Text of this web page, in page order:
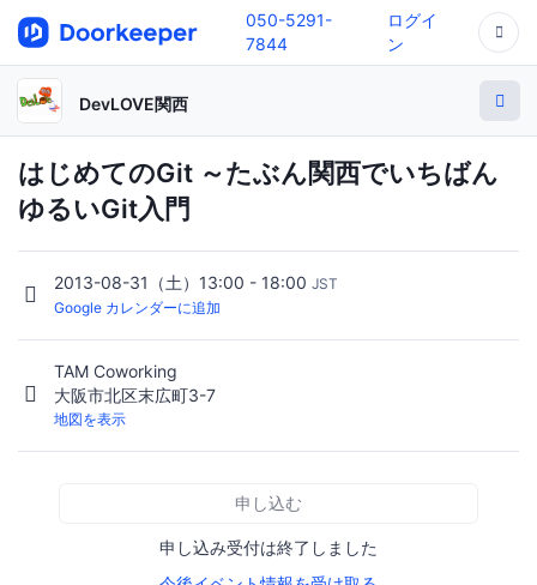
050-5291-
7844
ログイ
ン
DevLOVE関西
はじめてのGit ～たぶん関西でいちばん
ゆるいGit入門
2013-08-31（土）13:00 - 18:00 JST
Google カレンダーに追加
TAM Coworking
大阪市北区末広町3-7
地図を表示
申し込む
申し込み受付は終了しました